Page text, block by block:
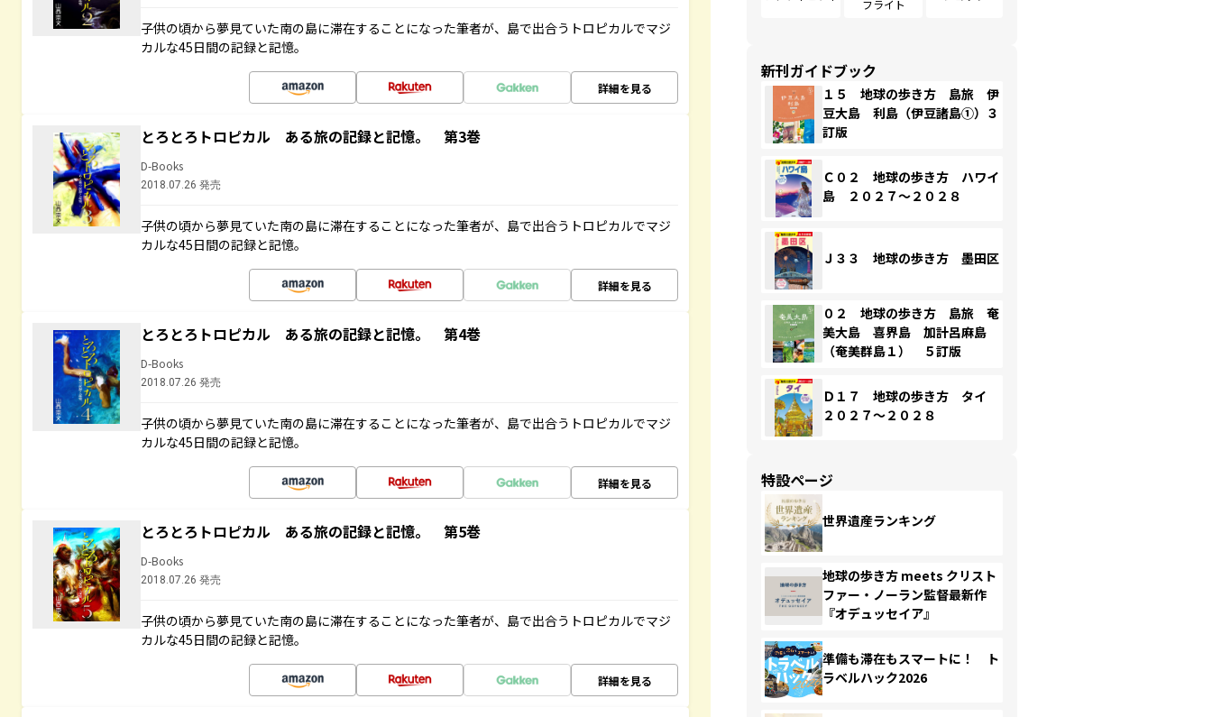
子供の頃から夢見ていた南の島に滞在することになった筆者が、島で出合うトロピカルでマジ
カルな45日間の記録と記憶。
詳細を見る
とろとろトロピカル ある旅の記録と記憶。 第3巻
D-Books
2018.07.26 発売
子供の頃から夢見ていた南の島に滞在することになった筆者が、島で出合うトロピカルでマジ
カルな45日間の記録と記憶。
詳細を見る
とろとろトロピカル ある旅の記録と記憶。 第4巻
D-Books
2018.07.26 発売
子供の頃から夢見ていた南の島に滞在することになった筆者が、島で出合うトロピカルでマジ
カルな45日間の記録と記憶。
詳細を見る
とろとろトロピカル ある旅の記録と記憶。 第5巻
D-Books
2018.07.26 発売
子供の頃から夢見ていた南の島に滞在することになった筆者が、島で出合うトロピカルでマジ
カルな45日間の記録と記憶。
詳細を見る
フライト
新刊ガイドブック
１５ 地球の歩き方 島旅 伊
豆大島 利島（伊豆諸島①）３
訂版
Ｃ０２ 地球の歩き方 ハワイ
島 ２０２７～２０２８
Ｊ３３ 地球の歩き方 墨田区
０２ 地球の歩き方 島旅 奄
美大島 喜界島 加計呂麻島
（奄美群島１） ５訂版
Ｄ１７ 地球の歩き方 タイ
２０２７～２０２８
特設ページ
世界遺産ランキング
地球の歩き方 meets クリスト
ファー・ノーラン監督最新作
『オデュッセイア』
準備も滞在もスマートに！ ト
ラベルハック2026